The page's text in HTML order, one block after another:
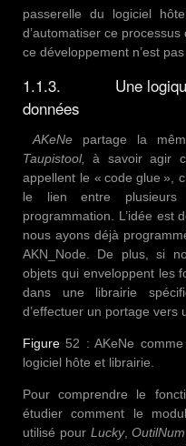
passerelle du logiciel
d’automatiser ce
ce développement n’est
1.1.3. Une logique
données
AKeNepartage la
Taupistool,
à savoir agir
appellent le « code glue »,
le lien entre plusieurs
programmation. L’idée est
nous ayons déjà
AKN_Node. De plus, si
objets qui enveloppent les
dans une librairie
d’effectuer un portage vers
Figure 52 : AKeNe
logiciel hôte et librairie.
Pour comprendre le
étudier comment le
utilisé pour Lucky,OutilNum